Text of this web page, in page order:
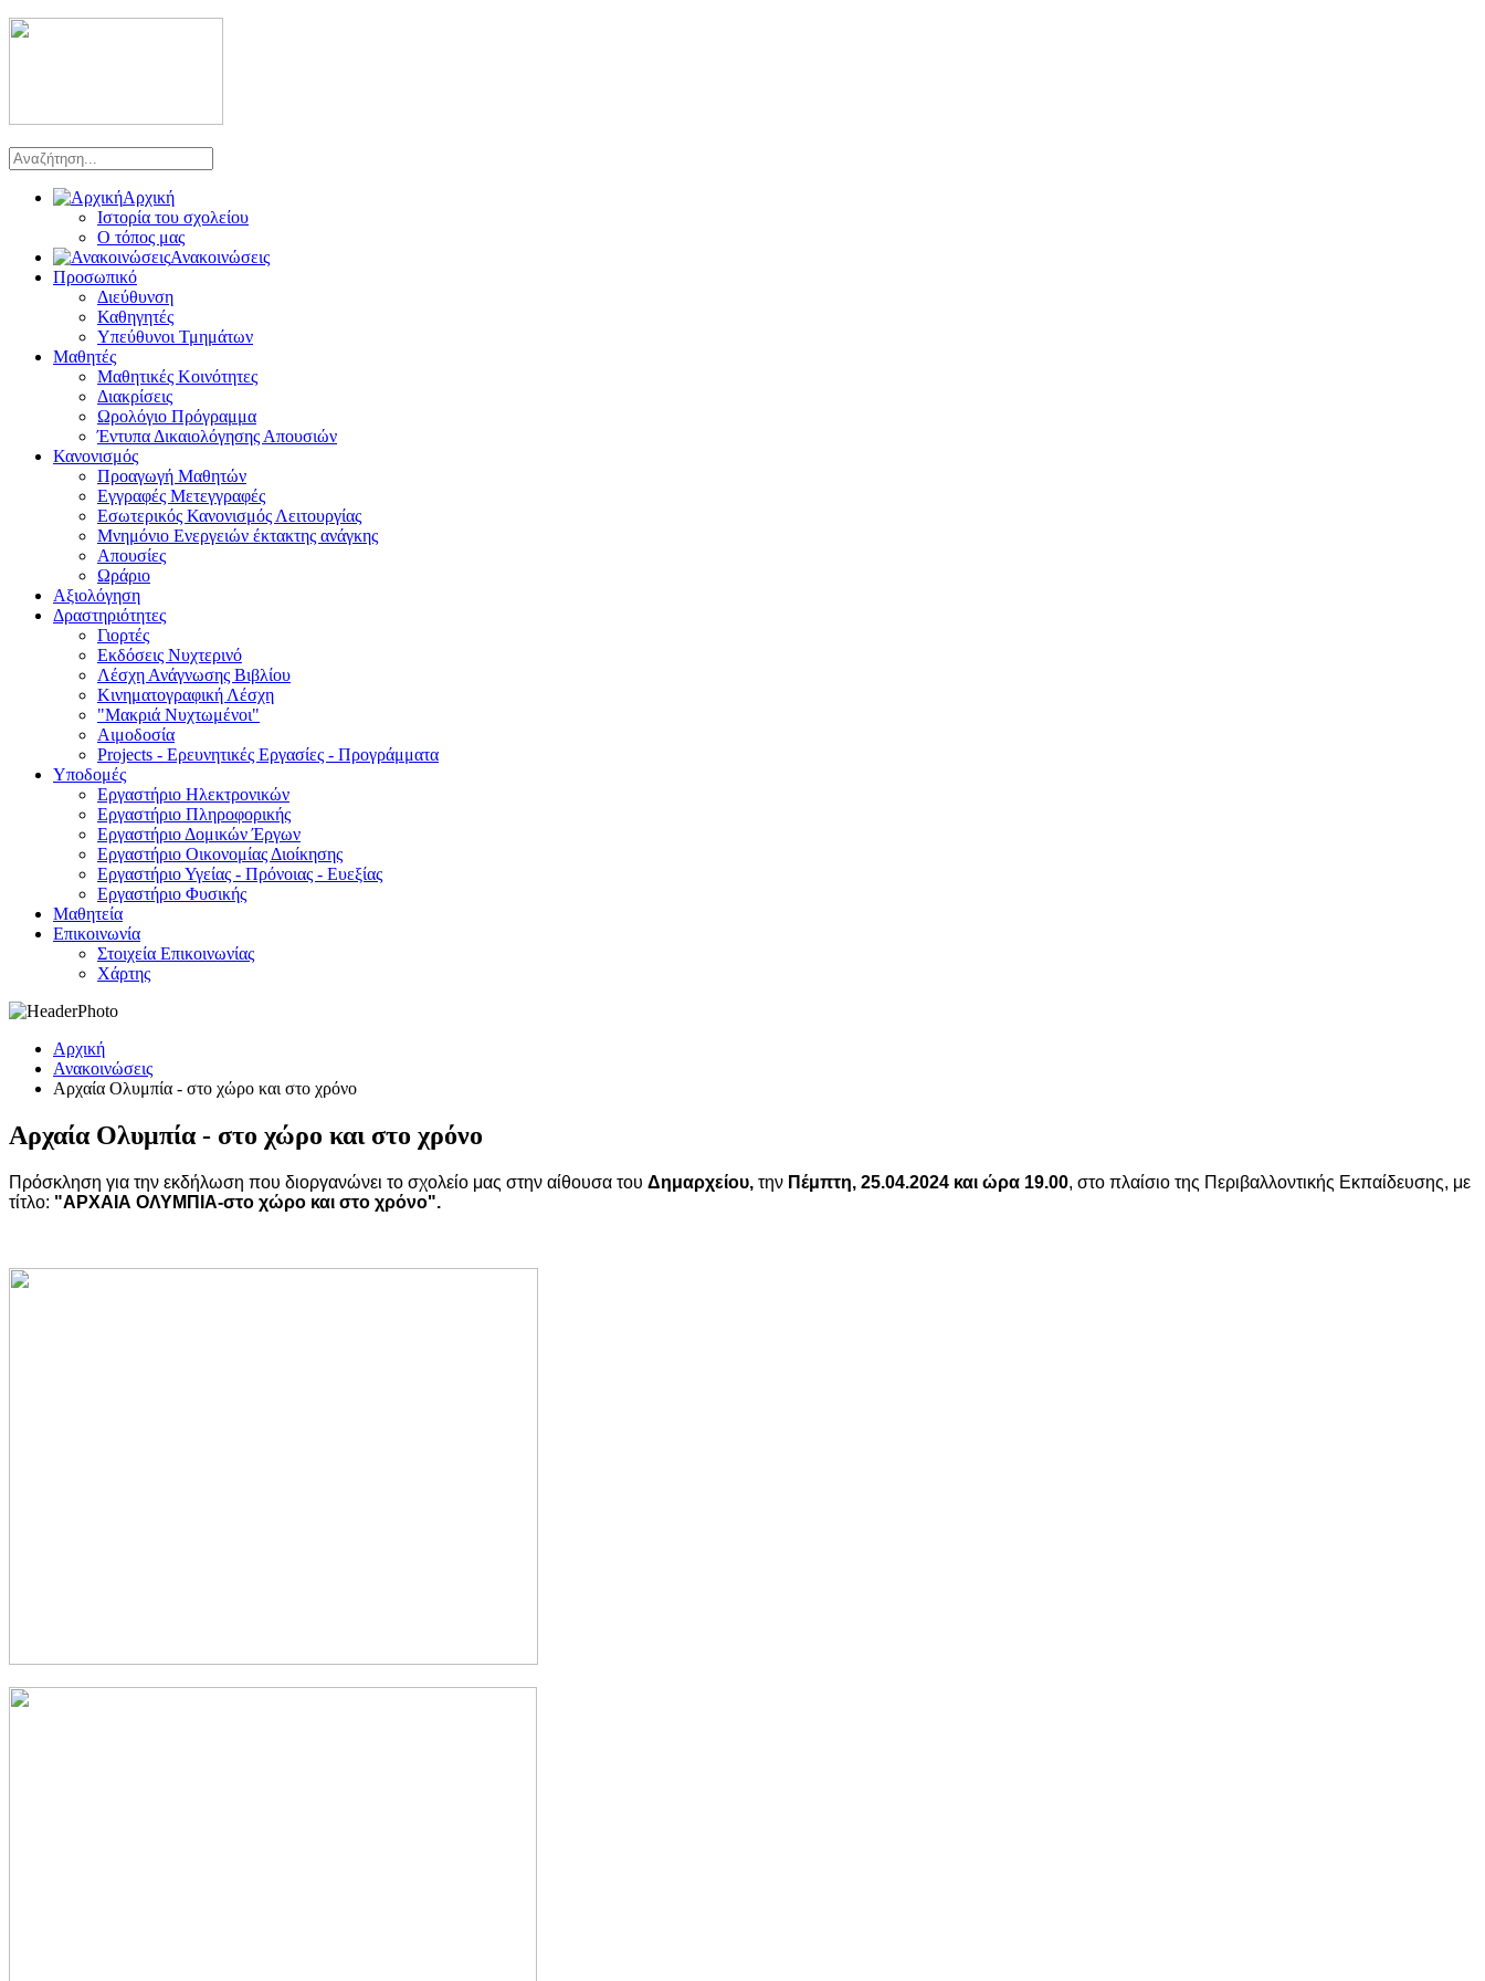
Αρχική
Ιστορία του σχολείου
Ο τόπος μας
Ανακοινώσεις
Προσωπικό
Διεύθυνση
Καθηγητές
Υπεύθυνοι Τμημάτων
Μαθητές
Μαθητικές Κοινότητες
Διακρίσεις
Ωρολόγιο Πρόγραμμα
Έντυπα Δικαιολόγησης Απουσιών
Κανονισμός
Προαγωγή Μαθητών
Εγγραφές Μετεγγραφές
Εσωτερικός Κανονισμός Λειτουργίας
Μνημόνιο Ενεργειών έκτακτης ανάγκης
Απουσίες
Ωράριο
Αξιολόγηση
Δραστηριότητες
Γιορτές
Εκδόσεις Νυχτερινό
Λέσχη Ανάγνωσης Βιβλίου
Κινηματογραφική Λέσχη
"Μακριά Νυχτωμένοι"
Αιμοδοσία
Projects - Eρευνητικές Eργασίες - Προγράμματα
Υποδομές
Εργαστήριο Ηλεκτρονικών
Εργαστήριο Πληροφορικής
Εργαστήριο Δομικών Έργων
Εργαστήριο Οικονομίας Διοίκησης
Εργαστήριο Υγείας - Πρόνοιας - Ευεξίας
Εργαστήριο Φυσικής
Μαθητεία
Επικοινωνία
Στοιχεία Επικοινωνίας
Χάρτης
Αρχική
Ανακοινώσεις
Αρχαία Ολυμπία - στο χώρο και στο χρόνο
Αρχαία Ολυμπία - στο χώρο και στο χρόνο
Πρόσκληση για την εκδήλωση που διοργανώνει το σχολείο μας στην αίθουσα του Δημαρχείου, την Πέμπτη, 25.04.2024 και ώρα 19.00, στο πλαίσιο της Περιβαλλοντικής Εκπαίδευσης, με
τίτλο: "ΑΡΧΑΙΑ ΟΛΥΜΠΙΑ-στο χώρο και στο χρόνο".